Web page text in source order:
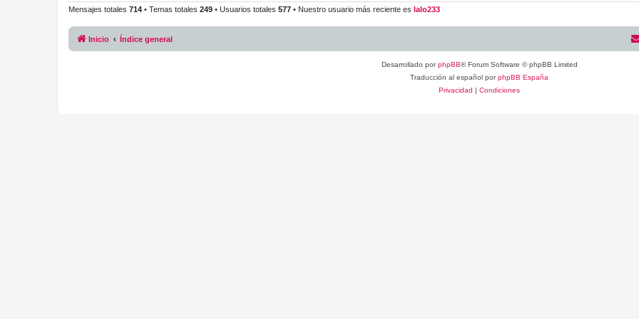
Mensajes totales 714 • Temas totales 249 • Usuarios totales 577 • Nuestro usuario más reciente es lalo233
Inicio Índice general
Desarrollado porphpBB® Forum Software © phpBB Limited
Traducción al español porphpBB España
Privacidad | Condiciones